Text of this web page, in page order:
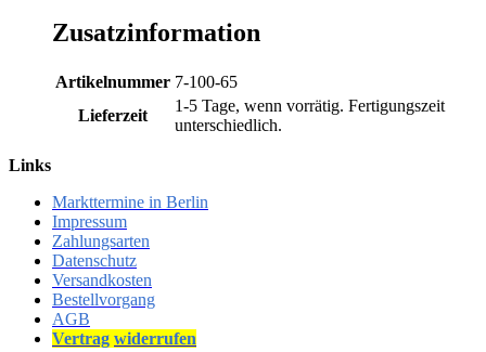
Zusatzinformation
Artikelnummer 7-100-65
Lieferzeit
1-5 Tage, wenn vorrätig. Fertigungszeit
unterschiedlich.
Links
Markttermine in Berlin
Impressum
Zahlungsarten
Datenschutz
Versandkosten
Bestellvorgang
AGB
Vertrag widerrufen